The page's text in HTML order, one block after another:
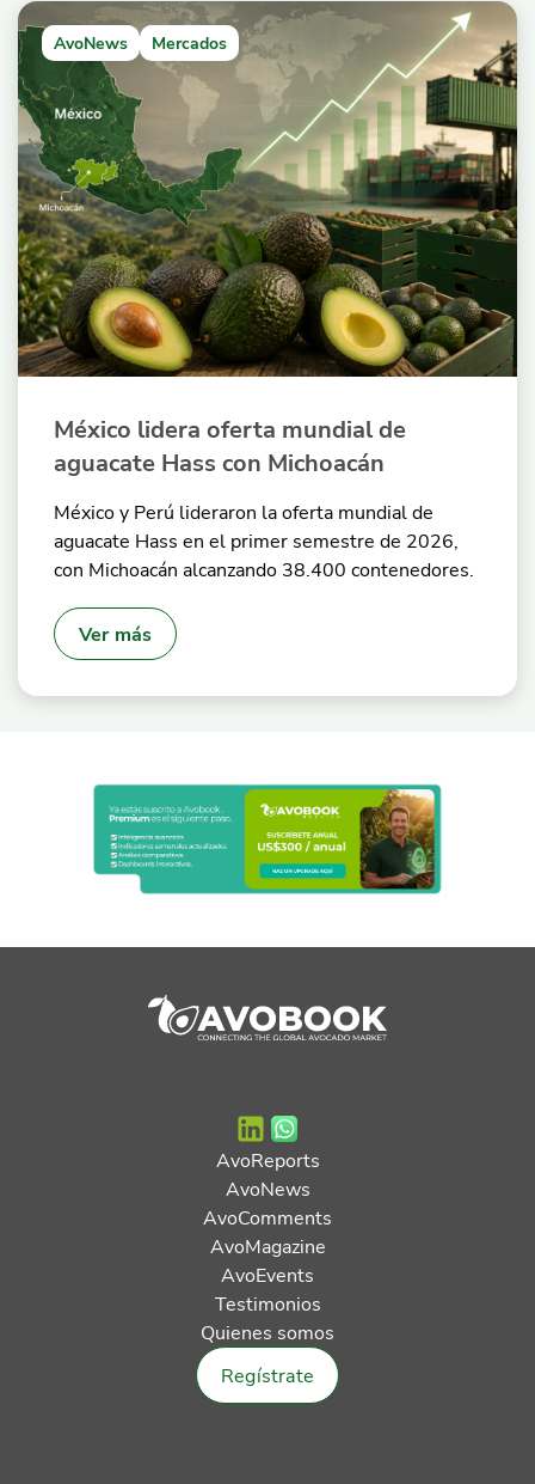
AvoNews Mercados
México lidera oferta mundial de
aguacate Hass con Michoacán
México y Perú lideraron la oferta mundial de
aguacate Hass en el primer semestre de 2026,
con Michoacán alcanzando 38.400 contenedores.
Ver más
AvoReports
AvoNews
AvoComments
AvoMagazine
AvoEvents
Testimonios
Quienes somos
Regístrate